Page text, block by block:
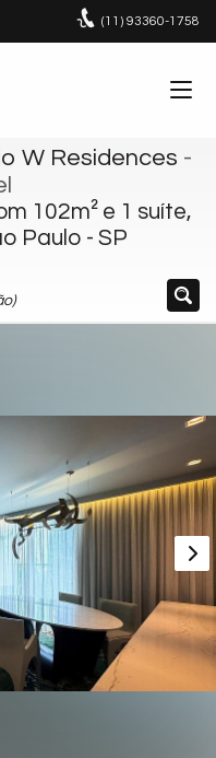
(11) 93360-1758
W Residences -
102m² e 1 suíte,
Paulo - SP